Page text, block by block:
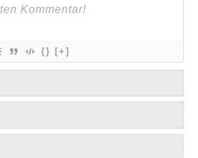
{} [+]